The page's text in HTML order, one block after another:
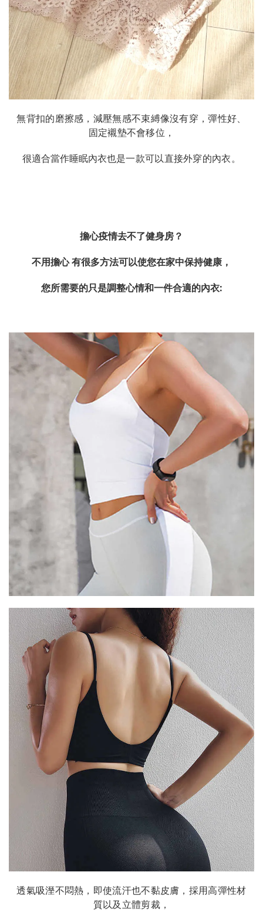
無背扣的磨擦感，減壓無感不束縛像沒有穿，彈性好、
固定襯墊不會移位，
很適合當作睡眠內衣也是一款可以直接外穿的內衣。
擔心疫情去不了健身房？
不用擔心 有很多方法可以使您在家中保持健康，
您所需要的只是調整心情和一件合適的內衣:
透氣吸溼不悶熱，即使流汗也不黏皮膚，採用高彈性材
質以及立體剪裁，